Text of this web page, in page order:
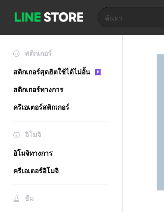
สติกเกอร์
สติกเกอร์สุดฮิตใช้ได้ไม่อั้น
สติกเกอร์ทางการ
ครีเอเตอร์สติกเกอร์
อิโมจิ
อิโมจิทางการ
ครีเอเตอร์อิโมจิ
ธีม